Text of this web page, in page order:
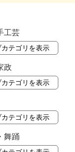
工芸
カテゴリを表示
政
カテゴリを表示
カテゴリを表示
舞踊